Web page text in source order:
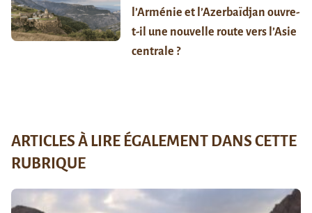
l’Arménie et l’Azerbaïdjan ouvre-
t-il une nouvelle route vers l’Asie
centrale ?
ARTICLES À LIRE ÉGALEMENT DANS CETTE
RUBRIQUE